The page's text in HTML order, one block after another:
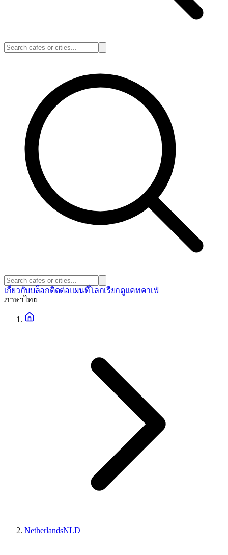
เกี่ยวกับบล็อกติดต่อแผนที่โลกเรียกดูแคทคาเฟ่
ภาษาไทย
NetherlandsNLD